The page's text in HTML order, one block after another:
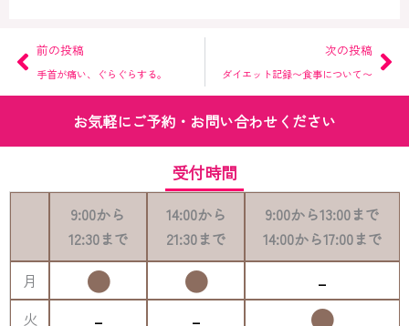
Prev
前の投稿
手首が痛い、ぐらぐらする。
次の投稿
ダイエット記録〜食事について〜
お気軽にご予約・お問い合わせください
受付時間
9:00から
12:30まで
14:00から
21:30まで
9:00から13:00まで
14:00から17:00まで
月
● ● -
火 - - ●